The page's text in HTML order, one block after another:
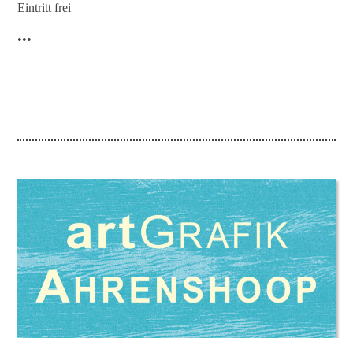
Eintritt frei
•••